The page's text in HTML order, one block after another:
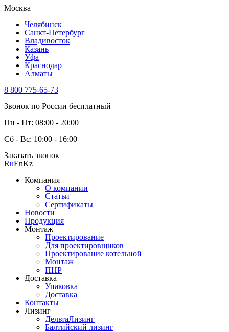
Москва
Челябинск
Санкт-Петербург
Владивосток
Казань
Уфа
Краснодар
Алматы
8 800 775-65-73
Звонок по России бесплатный
Пн - Пт: 08:00 - 20:00
Сб - Вс: 10:00 - 16:00
Заказать звонок
RuEnKz
Компания
О компании
Статьи
Сертификаты
Новости
Продукция
Монтаж
Проектирование
Для проектировщиков
Проектирование котельной
Монтаж
ПНР
Доставка
Упаковка
Доставка
Контакты
Лизинг
ДельтаЛизинг
Балтийский лизинг